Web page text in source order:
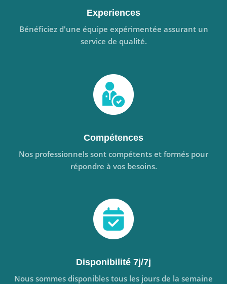
Experiences
Bénéficiez d'une équipe expérimentée assurant un
service de qualité.
Compétences
Nos professionnels sont compétents et formés pour
répondre à vos besoins.
Disponibilité 7j/7j
Nous sommes disponibles tous les jours de la semaine